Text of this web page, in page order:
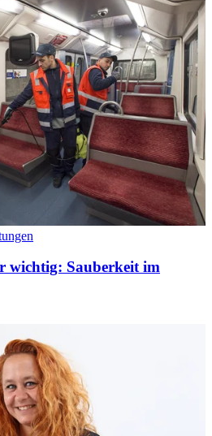
wichtig: Sauberkeit im